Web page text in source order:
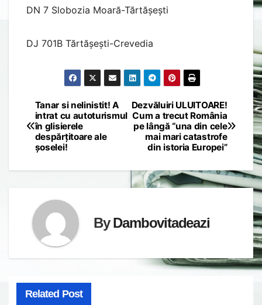
DN 7 Slobozia Moară-Tărtășești
DJ 701B Tărtășești-Crevedia
Post
navigation
Dezvăluiri ULUITOARE!
Cum a trecut România
pe lângă “una din cele
mai mari catastrofe
din istoria Europei”
Tanar si nelinistit! A
intrat cu autoturismul
în glisierele
despărțitoare ale
șoselei!
ByDambovitadeazi
Related Post